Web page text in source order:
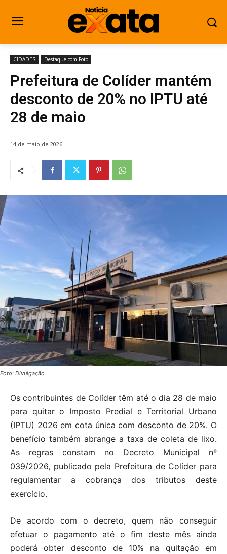
CIDADES Destaque com Foto
Prefeitura de Colíder mantém
desconto de 20% no IPTU até
28 de maio
14 de maio de 2026
Foto: Divulgação
Os contribuintes de Colíder têm até o dia 28 de maio
para quitar o Imposto Predial e Territorial Urbano
(IPTU) 2026 em cota única com desconto de 20%. O
benefício também abrange a taxa de coleta de lixo.
As regras constam no Decreto Municipal nº
039/2026, publicado pela Prefeitura de Colíder para
regulamentar a cobrança dos tributos deste
exercício.
De acordo com o decreto, quem não conseguir
efetuar o pagamento até o fim deste mês ainda
poderá obter desconto de 10% na quitação em